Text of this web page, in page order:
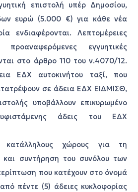
επιστολή υπέρ Δημοσίου,
ευρώ (5.000 €) για κάθε νέα
ενδιαφέρονται. Λεπτομέρειες
εγγυητικές
στο άρθρο 110 του ν.4070/12.
ΕΔΧ αυτοκινήτου ταξί, που
σε άδεια ΕΔΧ ΕΙΔΜΙΣΘ,
υποβάλλουν επικυρωμένο
άδεις του ΕΔΧ
χώρους για τη
συντήρηση του συνόλου των
που κατέχουν στο όνομά
πέντε (5) άδειες κυκλοφορίας